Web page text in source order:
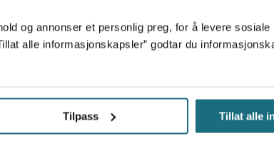
og annonser et personlig preg, for å levere
alle informasjonskapsler” godtar du
Tilpass Tillat alle
UNN kutter